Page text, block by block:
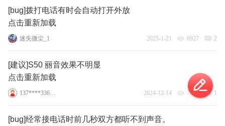
[bug]拨打电话有时会自动打开外放
点击重新加载
迷失微尘_1 2025-1-21 6927 2
[建议]S50 丽音效果不明显
点击重新加载
137****3360_8 2024-12-14 7738 1
[bug]经常接电话时前几秒双方都听不到声音。